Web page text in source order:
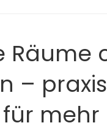
Räume
–
mehr